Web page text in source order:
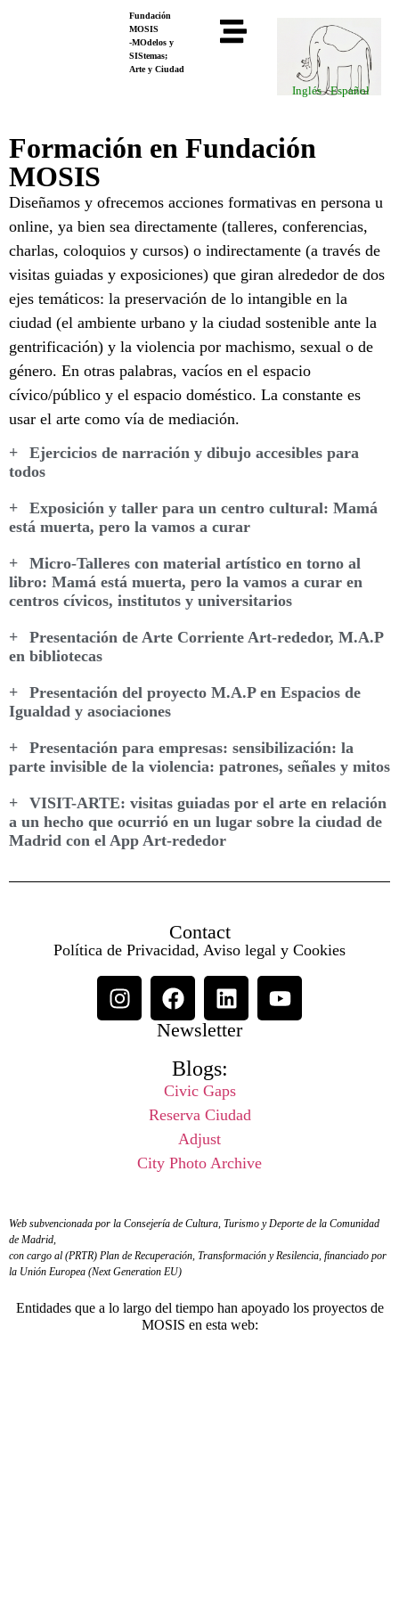
Fundación
MOSIS
-MOdelos y
SIStemas;
Arte y Ciudad
Inglés Español
Formación en Fundación
MOSIS
Diseñamos y ofrecemos acciones formativas en persona u
online, ya bien sea directamente (talleres, conferencias,
charlas, coloquios y cursos) o indirectamente (a través de
visitas guiadas y exposiciones) que giran alrededor de dos
ejes temáticos: la preservación de lo intangible en la
ciudad (el ambiente urbano y la ciudad sostenible ante la
gentrificación) y la violencia por machismo, sexual o de
género. En otras palabras, vacíos en el espacio
cívico/público y el espacio doméstico. La constante es
usar el arte como vía de mediación.
Ejercicios de narración y dibujo accesibles para
todos
Exposición y taller para un centro cultural: Mamá
está muerta, pero la vamos a curar
Micro-Talleres con material artístico en torno al
libro: Mamá está muerta, pero la vamos a curar en
centros cívicos, institutos y universitarios
Presentación de Arte Corriente Art-rededor, M.A.P
en bibliotecas
Presentación del proyecto M.A.P en Espacios de
Igualdad y asociaciones
Presentación para empresas: sensibilización: la
parte invisible de la violencia: patrones, señales y mitos
VISIT-ARTE: visitas guiadas por el arte en relación
a un hecho que ocurrió en un lugar sobre la ciudad de
Madrid con el App Art-rededor
Contact
Política de Privacidad, Aviso legal y Cookies
Newsletter
Blogs:
Civic Gaps
Reserva Ciudad
Adjust
City Photo Archive
Web subvencionada por la Consejería de Cultura, Turismo y Deporte de la Comunidad
de Madrid,
con cargo al (PRTR) Plan de Recuperación, Transformación y Resilencia, financiado por
la Unión Europea (Next Generation EU)
Entidades que a lo largo del tiempo han apoyado los proyectos de
MOSIS en esta web: